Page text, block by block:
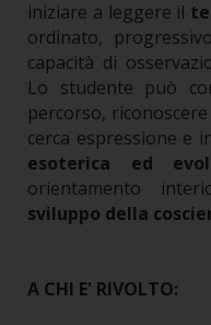
iniziare a leggere il
ordinato,
capacità di
Lo studente può
percorso,
cerca espressione e
esoterica ed
orientamento
sviluppo della
A CHI E' RIVOLTO: